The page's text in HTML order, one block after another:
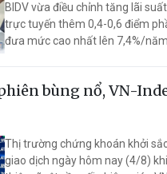
BIDV vừa điều chỉnh tăng lãi
trực tuyến thêm 0,4-0,6 điểm
đưa mức cao nhất lên 7,4%/
có lãi suất huy động cao nhất
bùng nổ, VN-
Thị trường chứng khoán khởi
giao dịch ngày hôm nay (4/8)